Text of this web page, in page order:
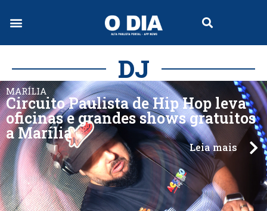
DJ
MARÍLIA
Circuito Paulista de Hip Hop leva
oficinas e grandes shows gratuitos
a Marília
Leia mais